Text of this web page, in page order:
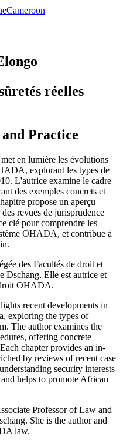
Cameroon
réelles
Practice
en lumière les évolutions
explorant les types de
L'autrice examine le cadre
des exemples concrets et
propose un aperçu
revues de jurisprudence
clé pour comprendre les
OHADA, et contribue à
des Facultés de droit et
Dschang. Elle est autrice et
OHADA.
recent developments in
exploring the types of
The author examines the
offering concrete
chapter provides an in-
by reviews of recent case
security interests
helps to promote African
Professor of Law and
She is the author and
law.